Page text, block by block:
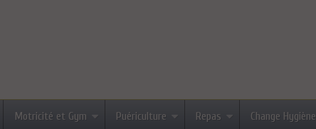
Motricité et Gym Puériculture Repas Change Hygiène